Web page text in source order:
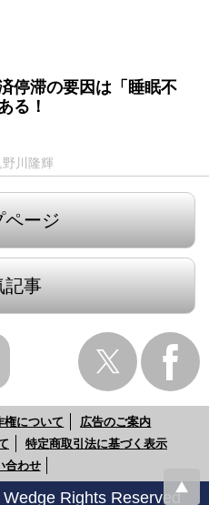
停滞の要因は「睡眠不
る！
川隆輝
ページ
記事
権について
広告のご案内
特定商取引法に基づく表示
合わせ
Rights Reserved